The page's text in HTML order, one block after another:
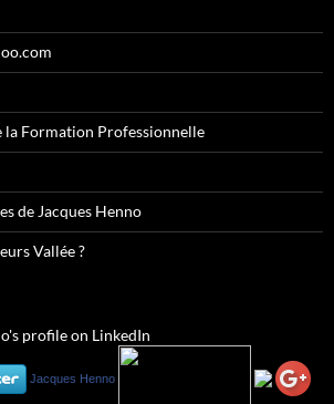
la Formation Professionnelle
de Jacques Henno
Vallée ?
Jacques Henno